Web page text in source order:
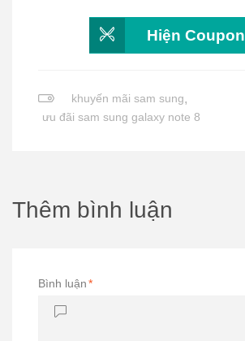
Hiện Coupon
khuyến mãi sam sung,
ưu đãi sam sung galaxy note 8
Thêm bình luận
Bình luận*